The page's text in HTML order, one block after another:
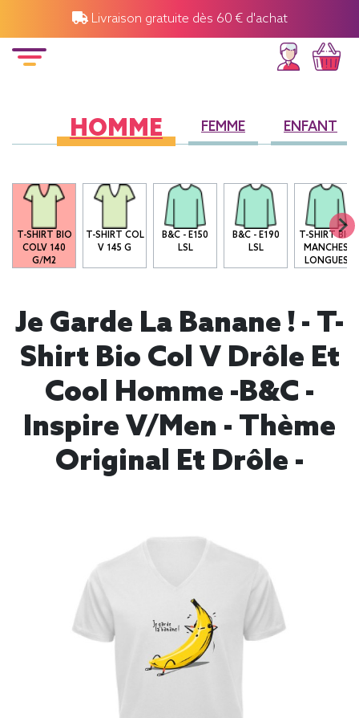
Livraison gratuite dès 60 € d'achat
HOMME FEMME ENFANT
T-SHIRT BIO
COLV 140
G/M2
T-SHIRT COL
V 145 G
B&C - E150
LSL
B&C - E190
LSL
T-SHIRT BIO
MANCHES
LONGUES
Je Garde La Banane ! - T-
Shirt Bio Col V Drôle Et
Cool Homme -B&C -
Inspire V/men - Thème
Original Et Drôle -